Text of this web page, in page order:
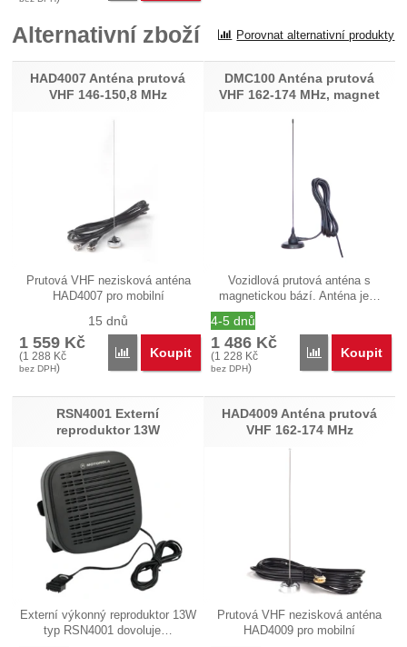
Alternativní zboží Porovnat alternativní produkty
HAD4007 Anténa prutová
VHF 146-150,8 MHz
Prutová VHF nezisková anténa
HAD4007 pro mobilní
15 dnů
1 559 Kč
(1 288 Kč
bez DPH)
Porovnat
Koupit
DMC100 Anténa prutová
VHF 162-174 MHz, magnet
Vozidlová prutová anténa s
magnetickou bází. Anténa je…
4-5 dnů
1 486 Kč
(1 228 Kč
bez DPH)
Porovnat
Koupit
RSN4001 Externí
reproduktor 13W
Externí výkonný reproduktor 13W
typ RSN4001 dovoluje…
HAD4009 Anténa prutová
VHF 162-174 MHz
Prutová VHF nezisková anténa
HAD4009 pro mobilní